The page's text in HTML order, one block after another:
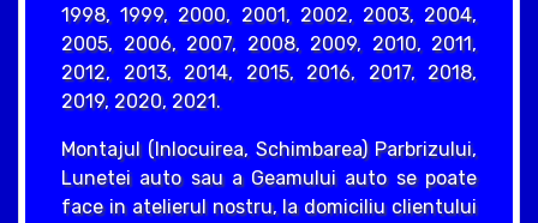
1998, 1999, 2000, 2001, 2002, 2003, 2004,
2005, 2006, 2007, 2008, 2009, 2010, 2011,
2012, 2013, 2014, 2015, 2016, 2017, 2018,
2019, 2020, 2021.
Montajul (Inlocuirea, Schimbarea) Parbrizului,
Lunetei auto sau a Geamului auto se poate
face in atelierul nostru, la domiciliu clientului